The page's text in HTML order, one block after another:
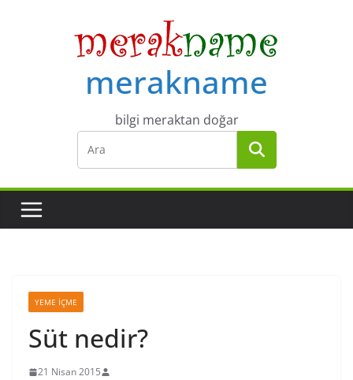
merakname
bilgi meraktan doğar
YEME İÇME
Süt nedir?
21 Nisan 2015